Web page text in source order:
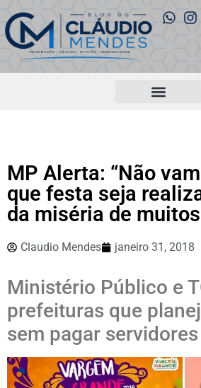
MP Alerta: “Não
que festa seja
da miséria de
Claudio Mendes janeiro 31, 2018
Ministério Público e
prefeituras que
sem pagar servidores